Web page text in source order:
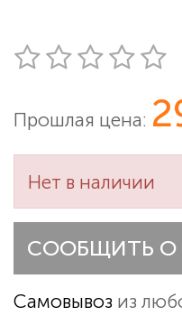
Прошлая цена:
Нет в наличии
СООБЩИТЬ О
Самовывоз из